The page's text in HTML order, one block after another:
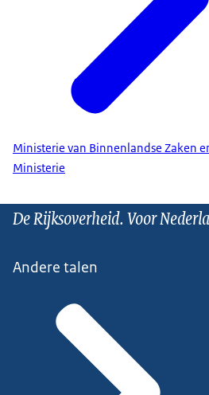
Ministerie van Binnenlandse Zaken
Ministerie
De Rijksoverheid. Voor
Andere talen